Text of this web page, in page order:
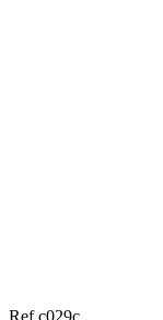
Ref c029c